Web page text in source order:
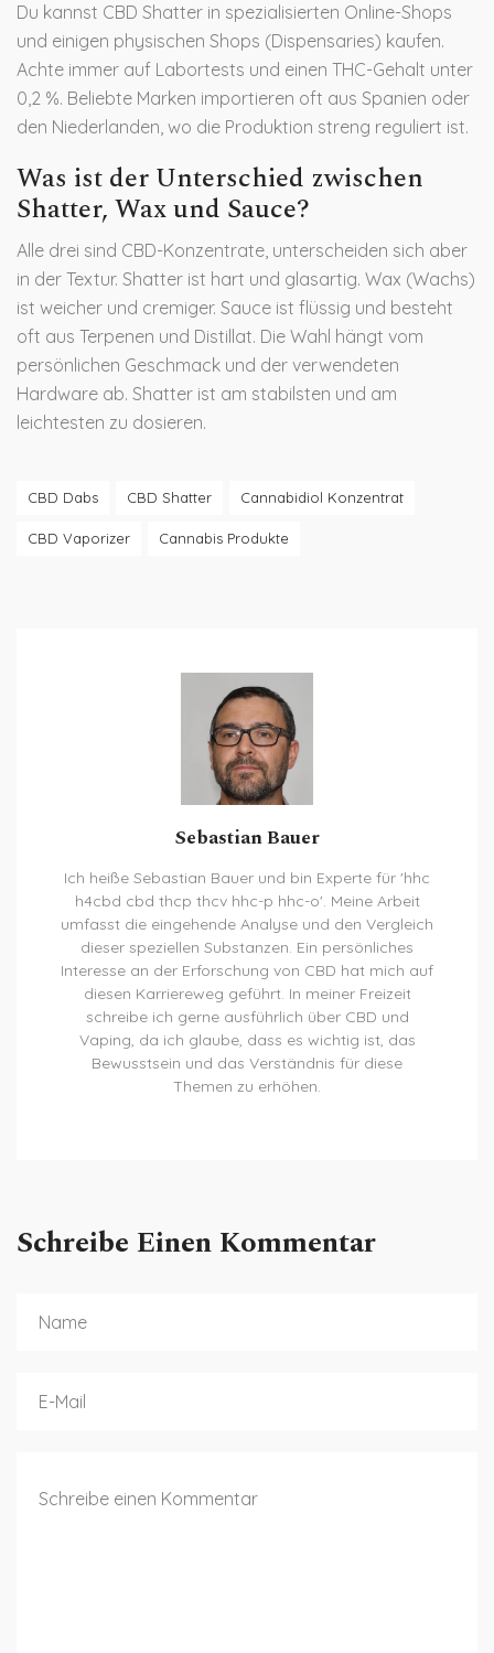
Du kannst CBD Shatter in spezialisierten Online-Shops
und einigen physischen Shops (Dispensaries) kaufen.
Achte immer auf Labortests und einen THC-Gehalt unter
0,2 %. Beliebte Marken importieren oft aus Spanien oder
den Niederlanden, wo die Produktion streng reguliert ist.
Was ist der Unterschied zwischen
Shatter, Wax und Sauce?
Alle drei sind CBD-Konzentrate, unterscheiden sich aber
in der Textur. Shatter ist hart und glasartig. Wax (Wachs)
ist weicher und cremiger. Sauce ist flüssig und besteht
oft aus Terpenen und Distillat. Die Wahl hängt vom
persönlichen Geschmack und der verwendeten
Hardware ab. Shatter ist am stabilsten und am
leichtesten zu dosieren.
CBD Dabs CBD Shatter Cannabidiol Konzentrat
CBD Vaporizer Cannabis Produkte
Sebastian Bauer
Ich heiße Sebastian Bauer und bin Experte für 'hhc
h4cbd cbd thcp thcv hhc-p hhc-o'. Meine Arbeit
umfasst die eingehende Analyse und den Vergleich
dieser speziellen Substanzen. Ein persönliches
Interesse an der Erforschung von CBD hat mich auf
diesen Karriereweg geführt. In meiner Freizeit
schreibe ich gerne ausführlich über CBD und
Vaping, da ich glaube, dass es wichtig ist, das
Bewusstsein und das Verständnis für diese
Themen zu erhöhen.
Schreibe Einen Kommentar